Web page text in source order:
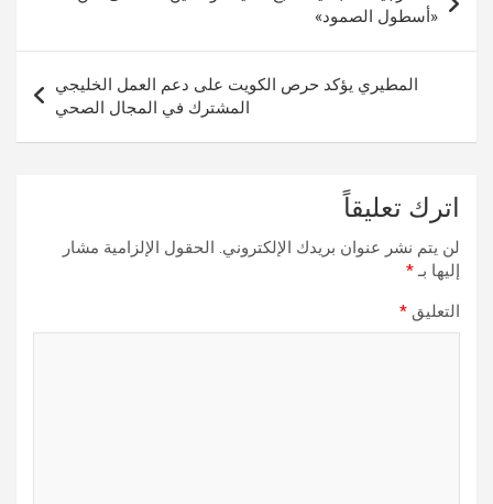
المقالات
«أسطول الصمود»
المطيري يؤكد حرص الكويت على دعم العمل الخليجي
المشترك في المجال الصحي
اترك تعليقاً
لن يتم نشر عنوان بريدك الإلكتروني. الحقول الإلزامية مشار
إليها بـ*
التعليق *